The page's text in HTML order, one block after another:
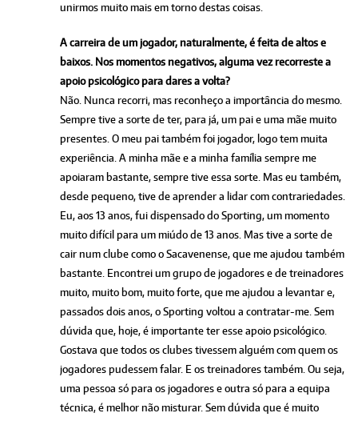
unirmos muito mais em torno destas coisas.
A carreira de um jogador, naturalmente, é feita de altos e
baixos. Nos momentos negativos, alguma vez recorreste a
apoio psicológico para dares a volta?
Não. Nunca recorri, mas reconheço a importância do mesmo.
Sempre tive a sorte de ter, para já, um pai e uma mãe muito
presentes. O meu pai também foi jogador, logo tem muita
experiência. A minha mãe e a minha família sempre me
apoiaram bastante, sempre tive essa sorte. Mas eu também,
desde pequeno, tive de aprender a lidar com contrariedades.
Eu, aos 13 anos, fui dispensado do Sporting, um momento
muito difícil para um miúdo de 13 anos. Mas tive a sorte de
cair num clube como o Sacavenense, que me ajudou também
bastante. Encontrei um grupo de jogadores e de treinadores
muito, muito bom, muito forte, que me ajudou a levantar e,
passados dois anos, o Sporting voltou a contratar-me. Sem
dúvida que, hoje, é importante ter esse apoio psicológico.
Gostava que todos os clubes tivessem alguém com quem os
jogadores pudessem falar. E os treinadores também. Ou seja,
uma pessoa só para os jogadores e outra só para a equipa
técnica, é melhor não misturar. Sem dúvida que é muito